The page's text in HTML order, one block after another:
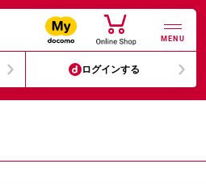
MENU
ログインする